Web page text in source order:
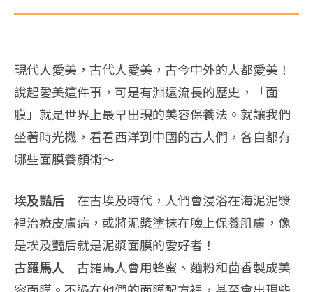
現代人愛美，古代人愛美，古今中外的人都愛美！
說起愛美這件事，可是有淵遠流長的歷史，「面
膜」就是世界上最早出現的美容保養法。就讓我們
坐著時光機，看看西洋到中國的古人們，各自都有
哪些面膜養顏術～
埃及豔后｜ 在古埃及時代，人們會浸浴在海泥泥漿
裡治療皮膚病，或將泥漿塗抹在臉上保養肌膚，像
是埃及豔后就是泥漿面膜的愛好者！
古羅馬人｜ 古羅馬人會用蜂蜜、麵粉和茴香製成美